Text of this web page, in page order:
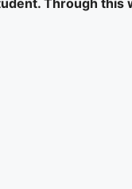
Through